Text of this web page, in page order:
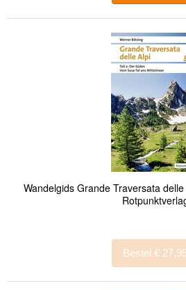
Wandelgids Grande Traversata
Bestel €